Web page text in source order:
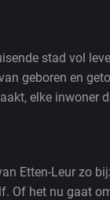
stad vol
geboren en
elke inwoner
Etten-Leur zo
Of het nu gaat